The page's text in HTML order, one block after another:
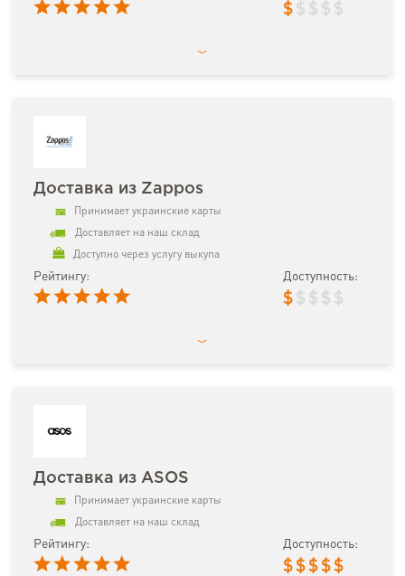
$ $ $ $ $
Доставка из Zappos
Принимает украинские карты
Доставляет на наш склад
Доступно через услугу выкупа
Рейтингу: Доступность:
$ $ $ $ $
Доставка из ASOS
Принимает украинские карты
Доставляет на наш склад
Рейтингу: Доступность:
$ $ $ $ $